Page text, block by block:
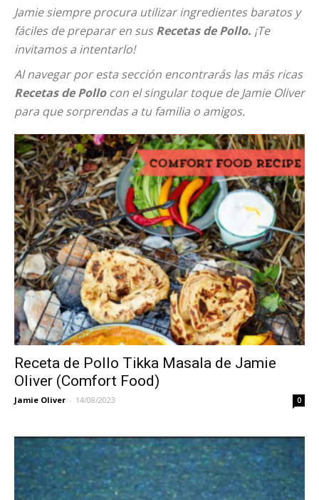
Jamie siempre procura utilizar ingredientes baratos y
fáciles de preparar en susRecetas de Pollo. ¡Te
invitamos a intentarlo!
Al navegar por esta sección encontrarás las más ricas
Recetas de Pollocon el singular toque de Jamie Oliver
para que sorprendas a tu familia o amigos.
Receta de Pollo Tikka Masala de Jamie
Oliver (Comfort Food)
Jamie Oliver - 14/08/2023 0